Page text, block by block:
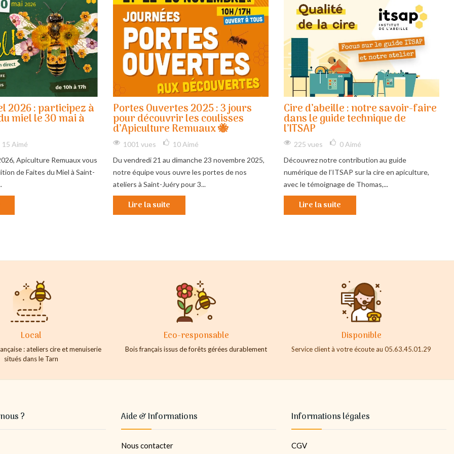
2026 : participez à
miel le 30 mai à
15 Aimé
Apiculture Remuaux vous
de Faites du Miel à Saint-
Portes Ouvertes 2025 : 3 jours
pour découvrir les coulisses
d’Apiculture Remuaux 🐝
1001 vues 10 Aimé
Du vendredi 21 au dimanche 23 novembre 2025,
notre équipe vous ouvre les portes de nos
ateliers à Saint-Juéry pour 3...
Lire la suite
Cire d’abeille : notre savoir-faire
dans le guide technique de
l’ITSAP
225 vues 0 Aimé
Découvrez notre contribution au guide
numérique de l’ITSAP sur la cire en apiculture,
avec le témoignage de Thomas,...
Lire la suite
Local
: ateliers cire et menuiserie
situés dans le Tarn
Eco-responsable
Bois français issus de forêts gérées durablement
Disponible
Service client à votre écoute au 05.63.45.01.29
? Aide & Informations
Nous contacter
Informations légales
CGV